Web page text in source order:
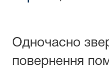
Одночасно
повернення